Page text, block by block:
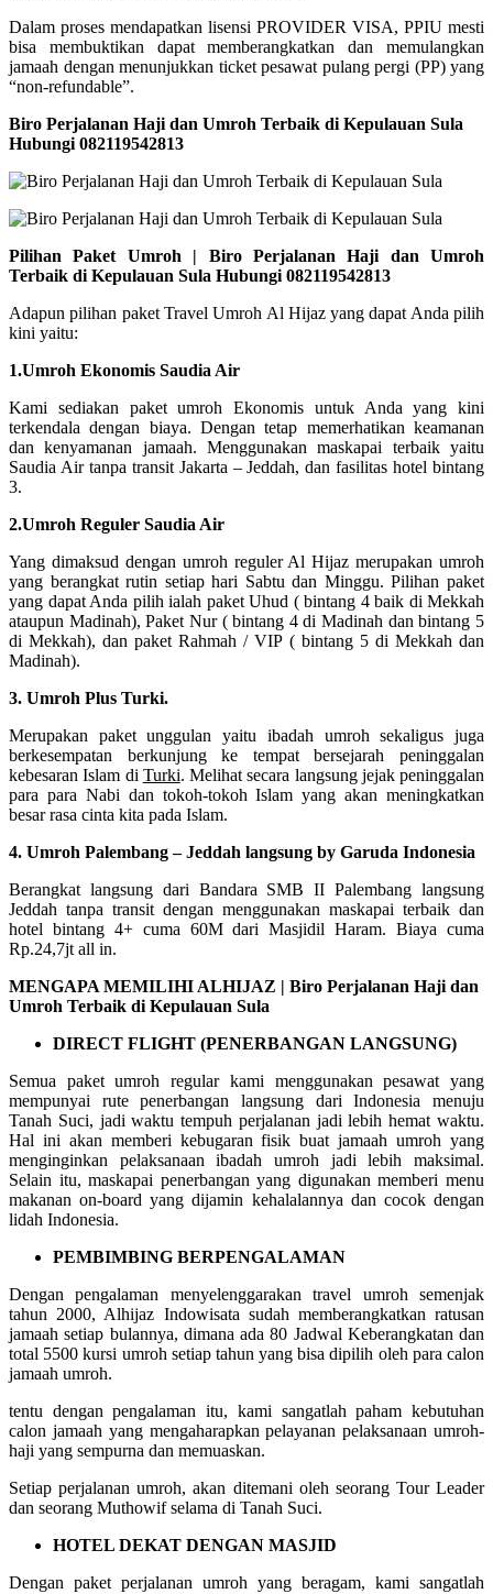
Dalam proses mendapatkan lisensi PROVIDER VISA, PPIU mesti
bisa membuktikan dapat memberangkatkan dan memulangkan
jamaah dengan menunjukkan ticket pesawat pulang pergi (PP) yang
“non-refundable”.
Biro Perjalanan Haji dan Umroh Terbaik di Kepulauan Sula
Hubungi 082119542813
Pilihan Paket Umroh | Biro Perjalanan Haji dan Umroh
Terbaik di Kepulauan Sula Hubungi 082119542813
Adapun pilihan paket Travel Umroh Al Hijaz yang dapat Anda pilih
kini yaitu:
1.Umroh Ekonomis Saudia Air
Kami sediakan paket umroh Ekonomis untuk Anda yang kini
terkendala dengan biaya. Dengan tetap memerhatikan keamanan
dan kenyamanan jamaah. Menggunakan maskapai terbaik yaitu
Saudia Air tanpa transit Jakarta – Jeddah, dan fasilitas hotel bintang
3.
2.Umroh Reguler Saudia Air
Yang dimaksud dengan umroh reguler Al Hijaz merupakan umroh
yang berangkat rutin setiap hari Sabtu dan Minggu. Pilihan paket
yang dapat Anda pilih ialah paket Uhud ( bintang 4 baik di Mekkah
ataupun Madinah), Paket Nur ( bintang 4 di Madinah dan bintang 5
di Mekkah), dan paket Rahmah / VIP ( bintang 5 di Mekkah dan
Madinah).
3. Umroh Plus Turki.
Merupakan paket unggulan yaitu ibadah umroh sekaligus juga
berkesempatan berkunjung ke tempat bersejarah peninggalan
kebesaran Islam di Turki. Melihat secara langsung jejak peninggalan
para para Nabi dan tokoh-tokoh Islam yang akan meningkatkan
besar rasa cinta kita pada Islam.
4. Umroh Palembang – Jeddah langsung by Garuda Indonesia
Berangkat langsung dari Bandara SMB II Palembang langsung
Jeddah tanpa transit dengan menggunakan maskapai terbaik dan
hotel bintang 4+ cuma 60M dari Masjidil Haram. Biaya cuma
Rp.24,7jt all in.
MENGAPA MEMILIHI ALHIJAZ | Biro Perjalanan Haji dan
Umroh Terbaik di Kepulauan Sula
DIRECT FLIGHT (PENERBANGAN LANGSUNG)
Semua paket umroh regular kami menggunakan pesawat yang
mempunyai rute penerbangan langsung dari Indonesia menuju
Tanah Suci, jadi waktu tempuh perjalanan jadi lebih hemat waktu.
Hal ini akan memberi kebugaran fisik buat jamaah umroh yang
menginginkan pelaksanaan ibadah umroh jadi lebih maksimal.
Selain itu, maskapai penerbangan yang digunakan memberi menu
makanan on-board yang dijamin kehalalannya dan cocok dengan
lidah Indonesia.
PEMBIMBING BERPENGALAMAN
Dengan pengalaman menyelenggarakan travel umroh semenjak
tahun 2000, Alhijaz Indowisata sudah memberangkatkan ratusan
jamaah setiap bulannya, dimana ada 80 Jadwal Keberangkatan dan
total 5500 kursi umroh setiap tahun yang bisa dipilih oleh para calon
jamaah umroh.
tentu dengan pengalaman itu, kami sangatlah paham kebutuhan
calon jamaah yang mengaharapkan pelayanan pelaksanaan umroh-
haji yang sempurna dan memuaskan.
Setiap perjalanan umroh, akan ditemani oleh seorang Tour Leader
dan seorang Muthowif selama di Tanah Suci.
HOTEL DEKAT DENGAN MASJID
Dengan paket perjalanan umroh yang beragam, kami sangatlah